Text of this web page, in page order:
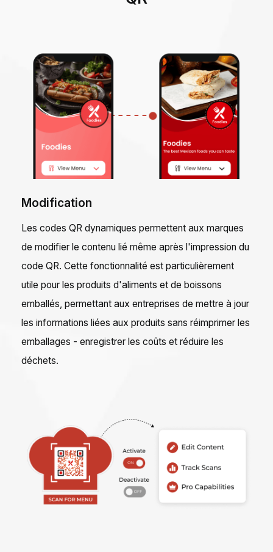
Modification
Les codes QR dynamiques permettent aux marques
de modifier le contenu lié même après l'impression du
code QR. Cette fonctionnalité est particulièrement
utile pour les produits d'aliments et de boissons
emballés, permettant aux entreprises de mettre à jour
les informations liées aux produits sans réimprimer les
emballages - enregistrer les coûts et réduire les
déchets.